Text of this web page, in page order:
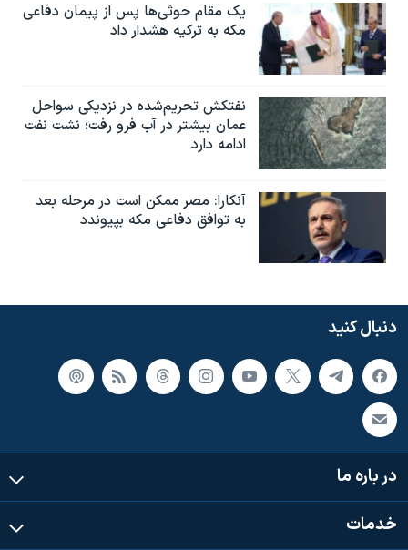
یک مقام حوثی‌ها پس از پیمان دفاعی
مکه به ترکیه هشدار داد
نفتکش تحریم‌شده در نزدیکی سواحل
عمان بیشتر در آب فرو رفت؛ نشت نفت
ادامه دارد
آنکارا: مصر ممکن است در مرحله بعد
به توافق دفاعی مکه بپیوندد
دنبال کنید
در باره ما
خدمات